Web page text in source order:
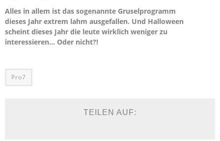
Alles in allem ist das sogenannte Gruselprogramm
dieses Jahr extrem lahm ausgefallen. Und Halloween
scheint dieses Jahr die leute wirklich weniger zu
interessieren… Oder nicht?!
Pro7
TEILEN AUF: